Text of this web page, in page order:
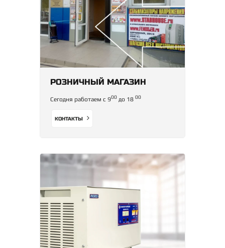
РОЗНИЧНЫЙ МАГАЗИН
Сегодня работаем с 900 до 18 00
КОНТАКТЫ